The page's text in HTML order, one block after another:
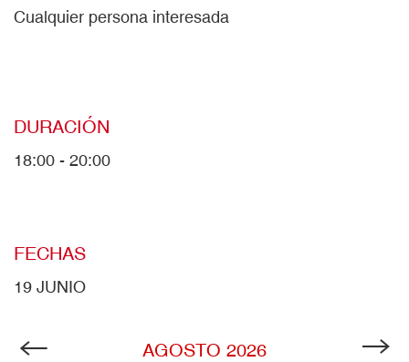
Cualquier persona interesada
DURACIÓN
18:00 - 20:00
FECHAS
19 JUNIO
AGOSTO 2026